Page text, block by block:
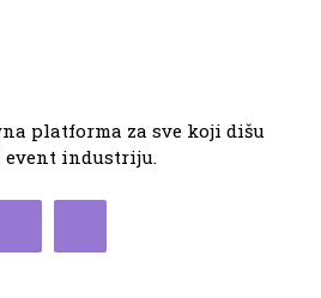
platforma za sve koji dišu
event industriju.